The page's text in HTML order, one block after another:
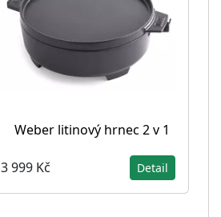
Weber litinový hrnec 2 v 1
3 999 Kč Detail